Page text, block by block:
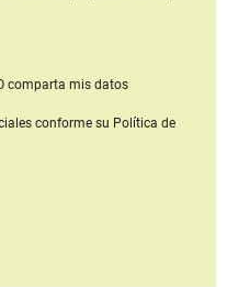
comparta mis datos
conforme su Política de